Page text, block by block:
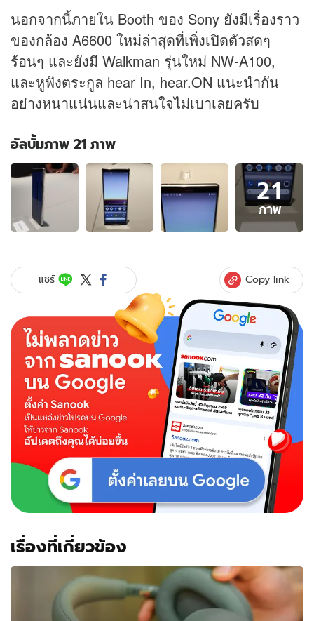
นอกจากนี้ภายใน Booth ของ Sony ยังมีเรื่องราว
ของกล้อง A6600 ใหม่ล่าสุดที่เพิ่งเปิดตัวสดๆ
ร้อนๆ และยังมี Walkman รุ่นใหม่ NW-A100,
และหูฟังตระกูล hear In, hear.ON แนะนำกัน
อย่างหนาแน่นและน่าสนใจไม่เบาเลยครับ
อัลบั้มภาพ 21 ภาพ
อัลบั้ม
ภาพ
ของ
พาชม
Sony
1000X
M2,
Sony
Xperia
และ
อุปกรณ์
ใหม่
น่า
มอง
21
ภาพ
แชร์ Copy link
เรื่องที่เกี่ยวข้อง